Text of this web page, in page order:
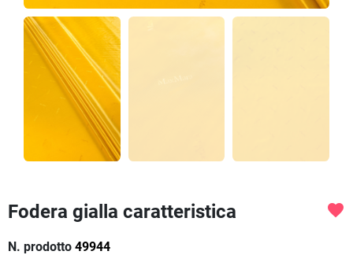
Fodera gialla caratteristica
N. prodotto 49944
favorite